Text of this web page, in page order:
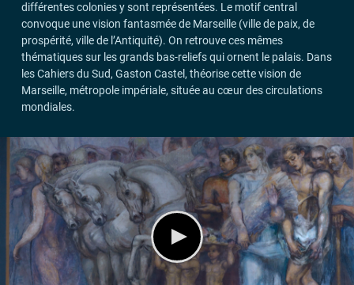
différentes colonies y sont représentées. Le motif central
convoque une vision fantasmée de Marseille (ville de paix, de
prospérité, ville de l’Antiquité). On retrouve ces mêmes
thématiques sur les grands bas-reliefs qui ornent le palais. Dans
les Cahiers du Sud, Gaston Castel, théorise cette vision de
Marseille, métropole impériale, située au cœur des circulations
mondiales.